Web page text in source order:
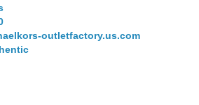
outletfactory.us.com